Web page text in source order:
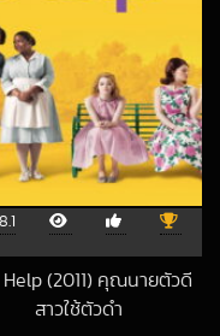
8.1
Help (2011) คุณนายตัวดี
สาวใช้ตัวดำ